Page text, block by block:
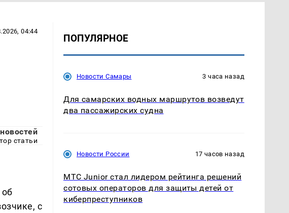
04:44
статьи
с
ПОПУЛЯРНОЕ
Новости Самары 3 часа назад
Для самарских водных маршрутов возведут
два пассажирских судна
Новости России 17 часов назад
МТС Junior стал лидером рейтинга решений
сотовых операторов для защиты детей от
киберпреступников